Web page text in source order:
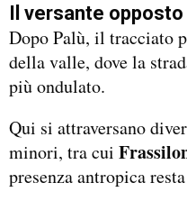
Il versante
Dopo Palù, il tracciato
della valle, dove la
più ondulato.
Qui si attraversano
minori, tra cui
presenza antropica